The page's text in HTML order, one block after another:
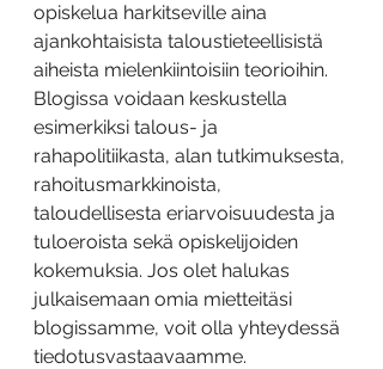
opiskelua harkitseville aina
ajankohtaisista taloustieteellisistä
aiheista mielenkiintoisiin teorioihin.
Blogissa voidaan keskustella
esimerkiksi talous- ja
rahapolitiikasta, alan tutkimuksesta,
rahoitusmarkkinoista,
taloudellisesta eriarvoisuudesta ja
tuloeroista sekä opiskelijoiden
kokemuksia. Jos olet halukas
julkaisemaan omia mietteitäsi
blogissamme, voit olla yhteydessä
tiedotusvastaavaamme.